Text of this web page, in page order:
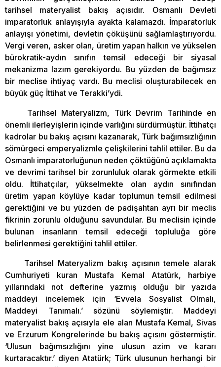
tarihsel materyalist bakış açısıdır. Osmanlı Devleti
imparatorluk anlayışıyla ayakta kalamazdı. İmparatorluk
anlayışı yönetimi, devletin çöküşünü sağlamlaştırıyordu.
Vergi veren, asker olan, üretim yapan halkın ve yükselen
bürokratik-aydın sınıfın temsil edeceği bir siyasal
mekanizma lazım gerekiyordu. Bu yüzden de bağımsız
bir meclise ihtiyaç vardı. Bu meclisi oluşturabilecek en
büyük güç İttihat ve Terakki’ydi.
Tarihsel Materyalizm, Türk Devrim Tarihinde en
önemli ilerleyişlerin içinde varlığını sürdürmüştür. İttihatçı
kadrolar bu bakış açısını kazanarak, Türk bağımsızlığının
sömürgeci emperyalizmle çelişkilerini tahlil ettiler. Bu da
Osmanlı imparatorluğunun neden çöktüğünü açıklamakta
ve devrimi tarihsel bir zorunluluk olarak görmekte etkili
oldu. İttihatçılar, yükselmekte olan aydın sınıfından
üretim yapan köylüye kadar toplumun temsil edilmesi
gerektiğini ve bu yüzden de padişahtan ayrı bir meclis
fikrinin zorunlu olduğunu savundular. Bu meclisin içinde
bulunan insanların temsil edeceği topluluğa göre
belirlenmesi gerektiğini tahlil ettiler.
Tarihsel Materyalizm bakış açısının temele alarak
Cumhuriyeti kuran Mustafa Kemal Atatürk, harbiye
yıllarındaki not defterine yazmış olduğu bir yazıda
maddeyi incelemek için ‘Evvela Sosyalist Olmalı,
Maddeyi Tanımalı.’ sözünü söylemiştir. Maddeyi
materyalist bakış açısıyla ele alan Mustafa Kemal, Sivas
ve Erzurum Kongrelerinde bu bakış açısını göstermiştir.
‘Ulusun bağımsızlığını yine ulusun azim ve kararı
kurtaracaktır.’ diyen Atatürk; Türk ulusunun herhangi bir